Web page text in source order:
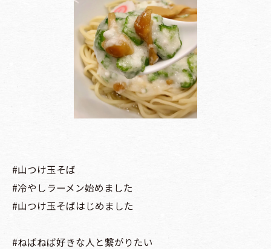
#山つけ玉そば
#冷やしラーメン始めました
#山つけ玉そばはじめました
#ねばねば好きな人と繋がりたい